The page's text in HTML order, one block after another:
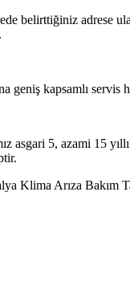
belirttiğiniz adrese
geniş kapsamlı servis
asgari 5, azami 15
Klima Arıza Bakım